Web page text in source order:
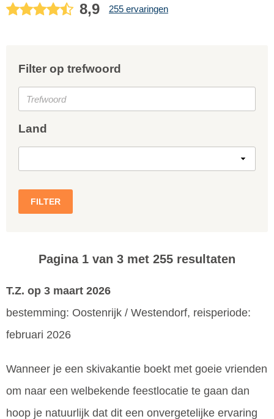
8,9 255 ervaringen
Filter op trefwoord
Land
FILTER
Pagina 1 van 3 met 255 resultaten
T.Z. op 3 maart 2026
bestemming: Oostenrijk / Westendorf, reisperiode:
februari 2026
Wanneer je een skivakantie boekt met goeie vrienden
om naar een welbekende feestlocatie te gaan dan
hoop je natuurlijk dat dit een onvergetelijke ervaring